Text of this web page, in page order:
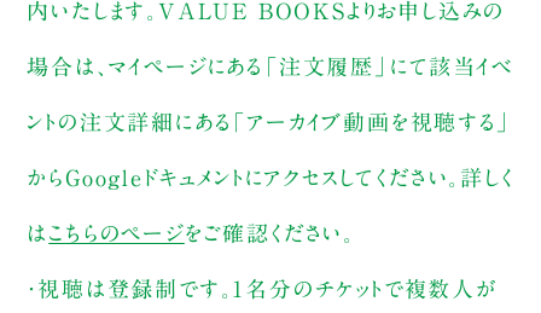
内いたします。VALUE BOOKSよりお申し込みの
場合は、マイページにある「注文履歴」にて該当イベ
ントの注文詳細にある「アーカイブ動画を視聴する」
からGoogleドキュメントにアクセスしてください。詳しく
は こちらのページをご確認ください。
・視聴は登録制です。1名分のチケットで複数人が